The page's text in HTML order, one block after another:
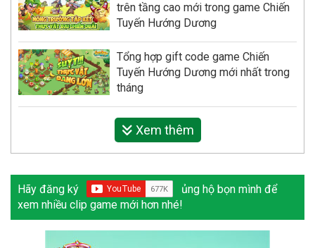
trên tầng cao mới trong game Chiến
Tuyến Hướng Dương
Tổng hợp gift code game Chiến
Tuyến Hướng Dương mới nhất trong
tháng
Xem thêm
Hãy đăng ký
ủng hộ bọn mình để
xem nhiều clip game mới hơn nhé!